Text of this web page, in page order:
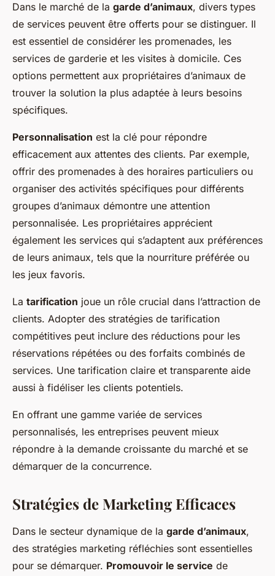
Dans le marché de la garde d’animaux, divers types
de services peuvent être offerts pour se distinguer. Il
est essentiel de considérer les promenades, les
services de garderie et les visites à domicile. Ces
options permettent aux propriétaires d’animaux de
trouver la solution la plus adaptée à leurs besoins
spécifiques.
Personnalisation est la clé pour répondre
efficacement aux attentes des clients. Par exemple,
offrir des promenades à des horaires particuliers ou
organiser des activités spécifiques pour différents
groupes d’animaux démontre une attention
personnalisée. Les propriétaires apprécient
également les services qui s’adaptent aux préférences
de leurs animaux, tels que la nourriture préférée ou
les jeux favoris.
La tarification joue un rôle crucial dans l’attraction de
clients. Adopter des stratégies de tarification
compétitives peut inclure des réductions pour les
réservations répétées ou des forfaits combinés de
services. Une tarification claire et transparente aide
aussi à fidéliser les clients potentiels.
En offrant une gamme variée de services
personnalisés, les entreprises peuvent mieux
répondre à la demande croissante du marché et se
démarquer de la concurrence.
Stratégies de Marketing Efficaces
Dans le secteur dynamique de la garde d’animaux,
des stratégies marketing réfléchies sont essentielles
pour se démarquer. Promouvoir le service de